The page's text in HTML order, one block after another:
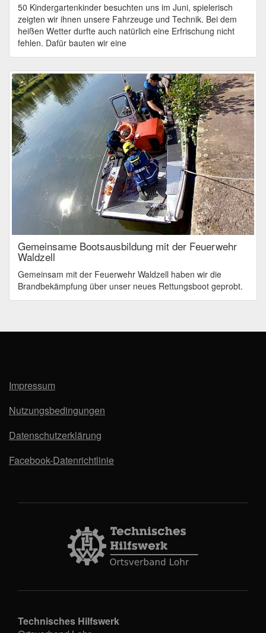
50 Kindergartenkinder besuchten uns im Juni, spielerisch
zeigten wir ihnen unsere Fahrzeuge und Technik. Bei dem
heißen Wetter durfte auch natürlich eine Erfrischung nicht
fehlen. Dafür bauten wir eine
Gemeinsame Bootsausbildung mit der Feuerwehr
Waldzell
Gemeinsam mit der Feuerwehr Waldzell haben wir die
Brandbekämpfung über unser neues Rettungsboot geprobt.
Impressum
Nutzungsbedingungen
Datenschutzerklärung
Facebook-Datenrichtlinie
Technisches Hilfswerk